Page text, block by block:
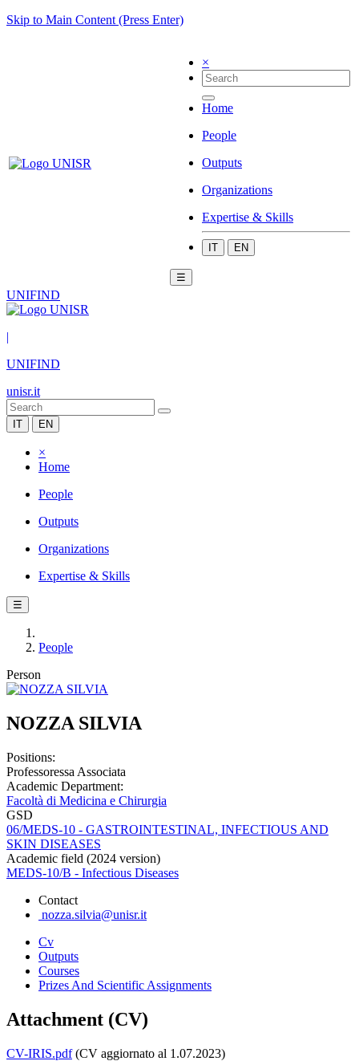
Skip to Main Content (Press Enter)
×
Home
People
Outputs
Organizations
Expertise & Skills
IT EN
☰
UNIFIND
|
UNIFIND
unisr.it
IT EN
×
Home
People
Outputs
Organizations
Expertise & Skills
☰
People
Person
NOZZA SILVIA
Positions:
Professoressa Associata
Academic Department:
Facoltà di Medicina e Chirurgia
GSD
06/MEDS-10 - GASTROINTESTINAL, INFECTIOUS AND
SKIN DISEASES
Academic field (2024 version)
MEDS-10/B - Infectious Diseases
Contact
nozza.silvia@unisr.it
Cv
Outputs
Courses
Prizes And Scientific Assignments
Attachment (CV)
CV-IRIS.pdf(CV aggiornato al 1.07.2023)